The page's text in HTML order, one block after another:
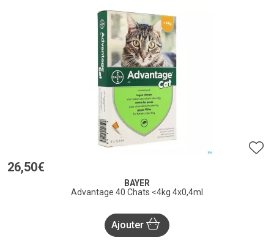
26,50€
BAYER
Advantage 40 Chats <4kg 4x0,4ml
Ajouter